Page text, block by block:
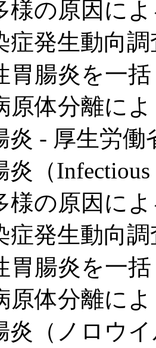
様の原因に
症発生動向
胃腸炎を一
原体分離に
炎 - 厚生労働
（
様の原因に
症発生動向
胃腸炎を一
原体分離に
炎（ノロウ